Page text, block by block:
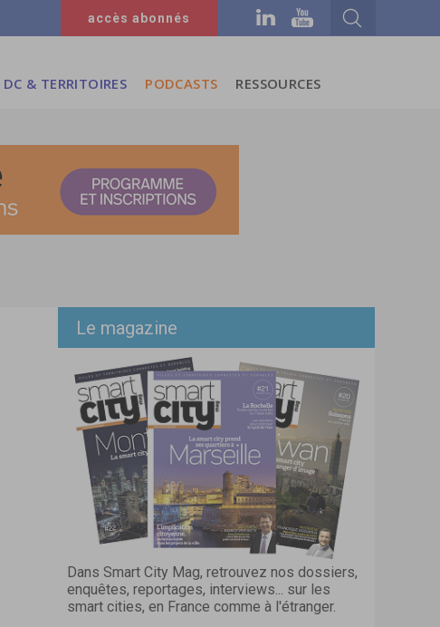
accès abonnés
DC & TERRITOIRES PODCASTS RESSOURCES
Le magazine
Dans Smart City Mag, retrouvez nos dossiers,
enquêtes, reportages, interviews... sur les
smart cities, en France comme à l'étranger.